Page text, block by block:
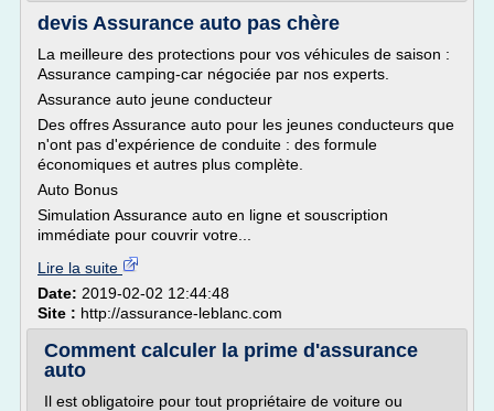
devis Assurance auto pas chère
La meilleure des protections pour vos véhicules de saison :
Assurance camping-car négociée par nos experts.
Assurance auto jeune conducteur
Des offres Assurance auto pour les jeunes conducteurs que
n'ont pas d'expérience de conduite : des formule
économiques et autres plus complète.
Auto Bonus
Simulation Assurance auto en ligne et souscription
immédiate pour couvrir votre...
Lire la suite
Date: 2019-02-02 12:44:48
Site : http://assurance-leblanc.com
Comment calculer la prime d'assurance
auto
Il est obligatoire pour tout propriétaire de voiture ou